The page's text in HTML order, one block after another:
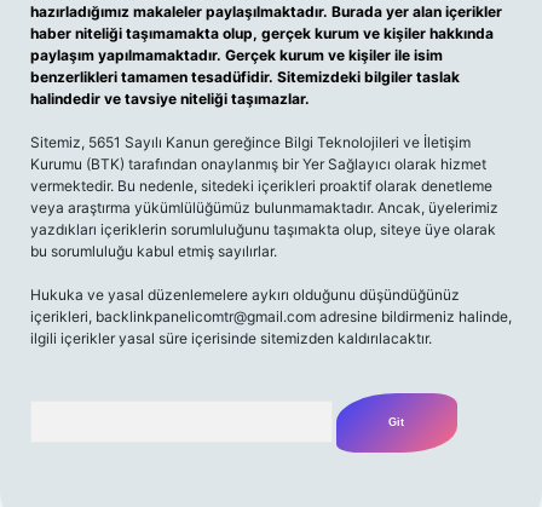
hazırladığımız makaleler paylaşılmaktadır. Burada yer alan içerikler
haber niteliği taşımamakta olup, gerçek kurum ve kişiler hakkında
paylaşım yapılmamaktadır. Gerçek kurum ve kişiler ile isim
benzerlikleri tamamen tesadüfidir. Sitemizdeki bilgiler taslak
halindedir ve tavsiye niteliği taşımazlar.
Sitemiz, 5651 Sayılı Kanun gereğince Bilgi Teknolojileri ve İletişim
Kurumu (BTK) tarafından onaylanmış bir Yer Sağlayıcı olarak hizmet
vermektedir. Bu nedenle, sitedeki içerikleri proaktif olarak denetleme
veya araştırma yükümlülüğümüz bulunmamaktadır. Ancak, üyelerimiz
yazdıkları içeriklerin sorumluluğunu taşımakta olup, siteye üye olarak
bu sorumluluğu kabul etmiş sayılırlar.
Hukuka ve yasal düzenlemelere aykırı olduğunu düşündüğünüz
içerikleri, backlinkpanelicomtr@gmail.com adresine bildirmeniz halinde,
ilgili içerikler yasal süre içerisinde sitemizden kaldırılacaktır.